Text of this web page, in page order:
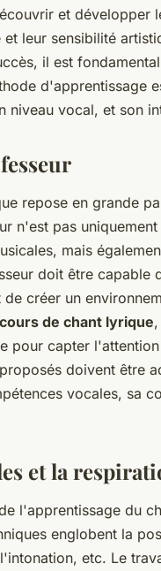
et développer
leur sensibilité
il est
d'apprentissage
niveau vocal, et son
repose en grande
n'est pas
mais
doit être capable
créer un
cours de chant lyrique
pour capter
doivent être
vocales, sa
et la
l'apprentissage du
englobent la
etc. Le